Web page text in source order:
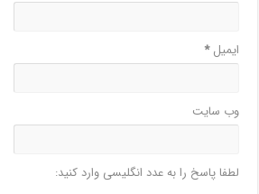
ایمیل*
وب‌ سایت
لطفا پاسخ را به عدد انگلیسی وارد کنید: